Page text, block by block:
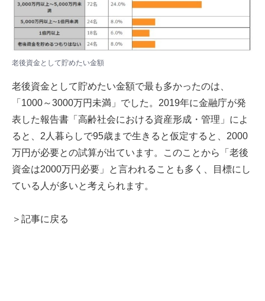
老後資金として貯めたい金額
老後資金として貯めたい金額で最も多かったのは、
「1000～3000万円未満」でした。2019年に金融庁が発
表した報告書「高齢社会における資産形成・管理」によ
ると、2人暮らしで95歳まで生きると仮定すると、2000
万円が必要との試算が出ています。このことから「老後
資金は2000万円必要」と言われることも多く、目標にし
ている人が多いと考えられます。
＞記事に戻る